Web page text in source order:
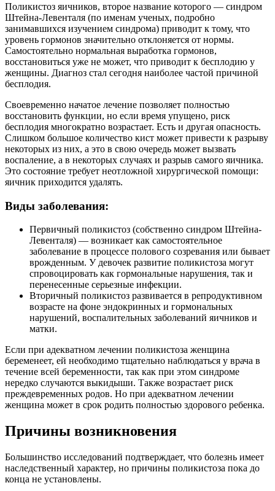
Поликистоз яичников, второе название которого — синдром
Штейна-Левенталя (по именам ученых, подробно
занимавшихся изучением синдрома) приводит к тому, что
уровень гормонов значительно отклоняется от нормы.
Самостоятельно нормальная выработка гормонов,
восстановиться уже не может, что приводит к бесплодию у
женщины. Диагноз стал сегодня наиболее частой причиной
бесплодия.
Своевременно начатое лечение позволяет полностью
восстановить функции, но если время упущено, риск
бесплодия многократно возрастает. Есть и другая опасность.
Слишком большое количество кист может привести к разрыву
некоторых из них, а это в свою очередь может вызвать
воспаление, а в некоторых случаях и разрыв самого яичника.
Это состояние требует неотложной хирургической помощи:
яичник приходится удалять.
Виды заболевания:
Первичный поликистоз (собственно синдром Штейна-
Левенталя) — возникает как самостоятельное
заболевание в процессе полового созревания или бывает
врожденным. У девочек развитие поликистоза могут
спровоцировать как гормональные нарушения, так и
перенесенные серьезные инфекции.
Вторичный поликистоз развивается в репродуктивном
возрасте на фоне эндокринных и гормональных
нарушений, воспалительных заболеваний яичников и
матки.
Если при адекватном лечении поликистоза женщина
беременеет, ей необходимо тщательно наблюдаться у врача в
течение всей беременности, так как при этом синдроме
нередко случаются выкидыши. Также возрастает риск
преждевременных родов. Но при адекватном лечении
женщина может в срок родить полностью здорового ребенка.
Причины возникновения
Большинство исследований подтверждает, что болезнь имеет
наследственный характер, но причины поликистоза пока до
конца не установлены.